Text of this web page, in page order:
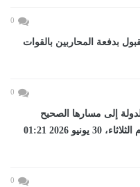
0
بدفعة المحاربين بالقوات
0
أعادت الدولة إلى مسارها الصحيح
ورسخت دعائم الاستقرار...اليوم الثلاثاء، 30 يونيو 2026 01:21
0